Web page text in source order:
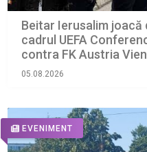
Beitar Ierusalim joacă
cadrul UEFA
contra FK Austria
cu grad ridicat de risc
05.08.2026
EVENIMENT